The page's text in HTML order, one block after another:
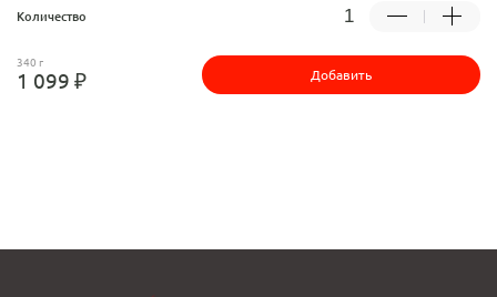
Количество
340 г
1 099 ₽ Добавить